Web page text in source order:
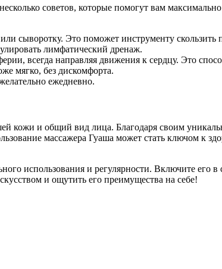
сыворотку. Это поможет инструменту скользить
лимфатический дренаж.
всегда направляя движения к сердцу. Это
мягко, без дискомфорта.
ежедневно.
кожи и общий вид лица. Благодаря своим
массажера Гуаша может стать ключом к
использования и регулярности. Включите его
и ощутить его преимущества на себе!